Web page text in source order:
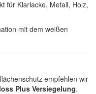
für Klarlacke, Metall, Holz,
mit dem weißen
empfehlen wir
Plus Versiegelung.